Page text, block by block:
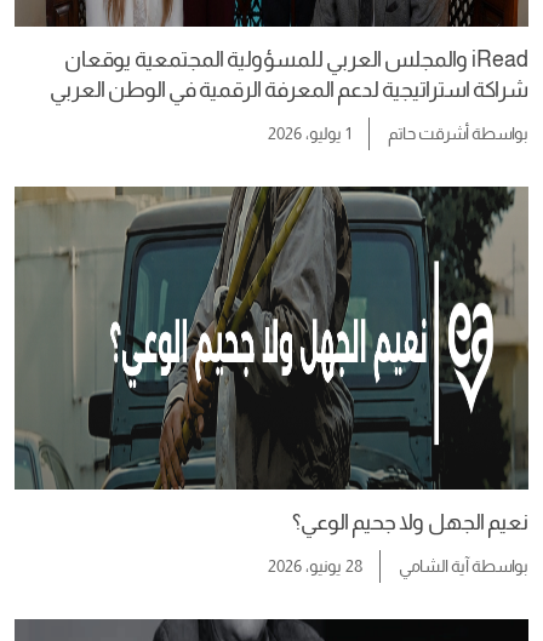
iRead والمجلس العربي للمسؤولية المجتمعية يوقعان
شراكة استراتيجية لدعم المعرفة الرقمية في الوطن العربي
بواسطةأشرقت حاتم 1 يوليو، 2026
نعيم الجهل ولا جحيم الوعي؟
بواسطةآية الشامي 28 يونيو، 2026